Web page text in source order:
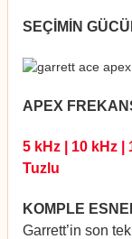
SEÇİMİN
APEX
5 kHz | 10 kHz |
Tuzlu
KOMPLE
Garrett’in son